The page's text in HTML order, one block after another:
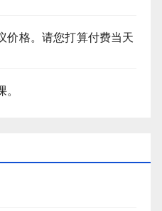
格。请您打算付费当天